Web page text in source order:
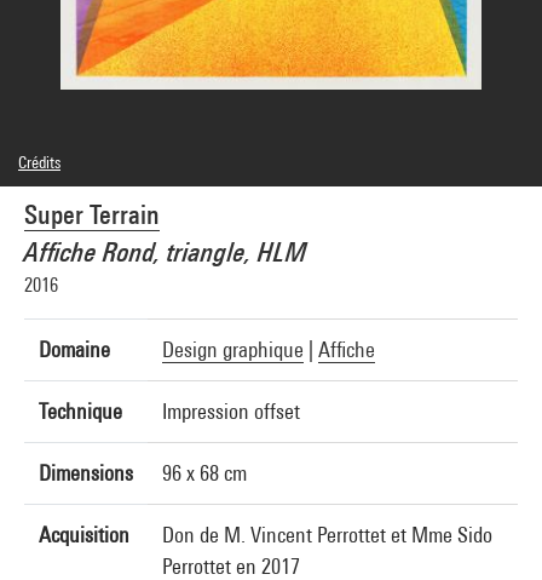
Super Terrain
Affiche Rond, triangle, HLM
2016
Domaine Design graphique Affiche
Technique Impression offset
Dimensions 96 x 68 cm
Acquisition
Don de M. Vincent Perrottet et Mme Sido
Perrottet en 2017
Crédits
© Super Terrain
Crédit photographique : Centre Pompidou, MNAM-CCI/Hélène Mauri/Dist.
GrandPalaisRmn
Réf. image : 4N47072
Diffusion image :